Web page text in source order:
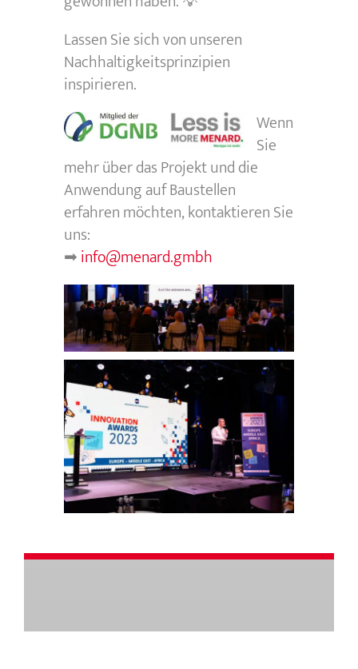
Lassen Sie sich von unseren
Nachhaltigkeitsprinzipien
inspirieren.
Wenn
Sie
mehr über das Projekt und die
Anwendung auf Baustellen
erfahren möchten, kontaktieren Sie
uns:
➡info@menard.gmbh